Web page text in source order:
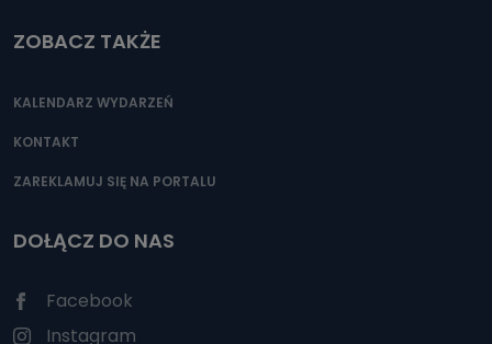
ZOBACZ TAKŻE
KALENDARZ WYDARZEŃ
KONTAKT
ZAREKLAMUJ SIĘ NA PORTALU
DOŁĄCZ DO NAS
Facebook
Instagram